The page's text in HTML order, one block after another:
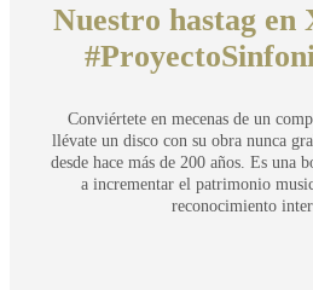
Nuestro hastag en
Conviértete en mecenas de un
llévate un disco con su obra nunca
desde hace más de 200 años. Es una
a incrementar el patrimonio
reconocimiento